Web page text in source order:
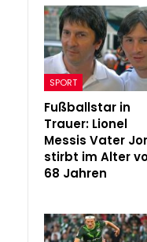
SPORT
Fußballstar in
Trauer: Lionel
Messis Vater
stirbt im Alter
68 Jahren